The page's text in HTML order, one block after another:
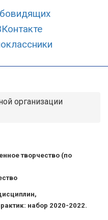
организации
творчество (по
набор 2020-2022.